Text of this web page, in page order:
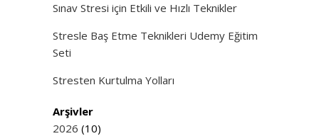
Sınav Stresi için Etkili ve Hızlı Teknikler
Stresle Baş Etme Teknikleri Udemy Eğitim
Seti
Stresten Kurtulma Yolları
Arşivler
2026 (10)